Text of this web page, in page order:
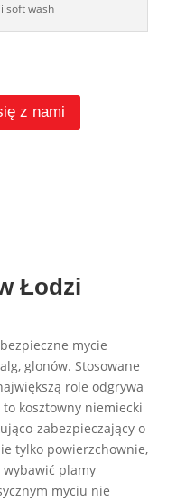
soft wash
z nami
Łodzi
mycie
glonów. Stosowane
role odgrywa
kosztowny niemiecki
zabezpieczający o
tylko powierzchownie,
wybawić plamy
myciu nie